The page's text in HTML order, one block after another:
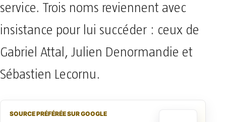
service. Trois noms reviennent avec
insistance pour lui succéder : ceux de
Gabriel Attal, Julien Denormandie et
Sébastien Lecornu.
SOURCE PRÉFÉRÉE SUR GOOGLE